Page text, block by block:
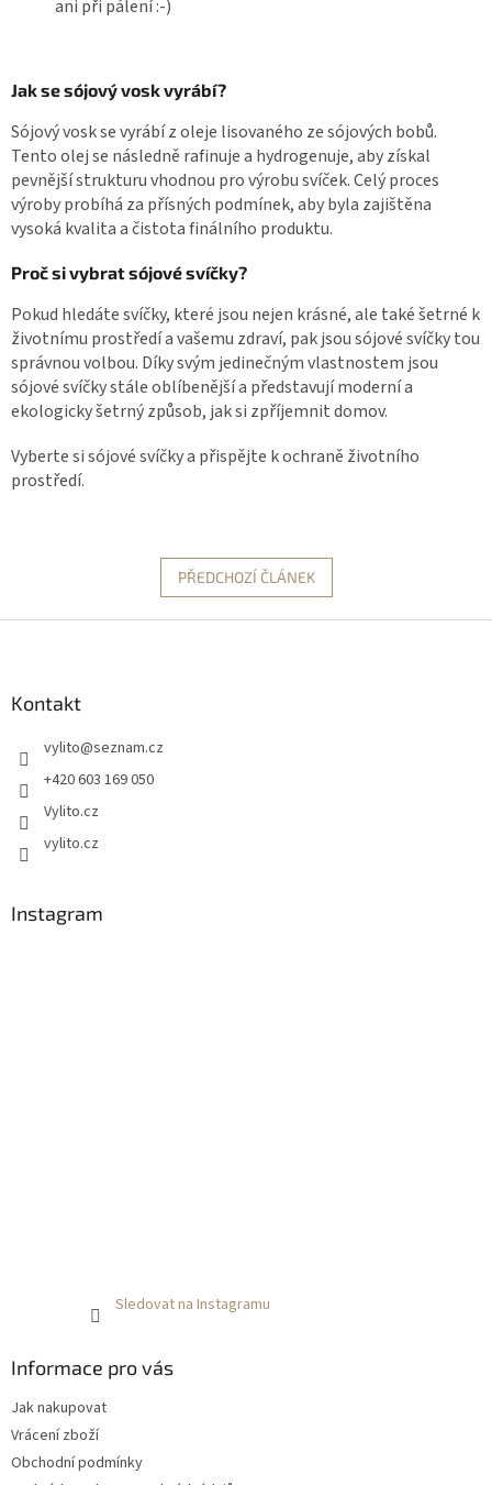
ani při pálení :-)
Jak se sójový vosk vyrábí?
Sójový vosk se vyrábí z oleje lisovaného ze sójových bobů.
Tento olej se následně rafinuje a hydrogenuje, aby získal
pevnější strukturu vhodnou pro výrobu svíček. Celý proces
výroby probíhá za přísných podmínek, aby byla zajištěna
vysoká kvalita a čistota finálního produktu.
Proč si vybrat sójové svíčky?
Pokud hledáte svíčky, které jsou nejen krásné, ale také šetrné k
životnímu prostředí a vašemu zdraví, pak jsou sójové svíčky tou
správnou volbou. Díky svým jedinečným vlastnostem jsou
sójové svíčky stále oblíbenější a představují moderní a
ekologicky šetrný způsob, jak si zpříjemnit domov.
Vyberte si sójové svíčky a přispějte k ochraně životního
prostředí.
PŘEDCHOZÍ ČLÁNEK
Kontakt
vylito@seznam.cz
+420 603 169 050
Vylito.cz
vylito.cz
Instagram
Sledovat na Instagramu
Informace pro vás
Jak nakupovat
Vrácení zboží
Obchodní podmínky